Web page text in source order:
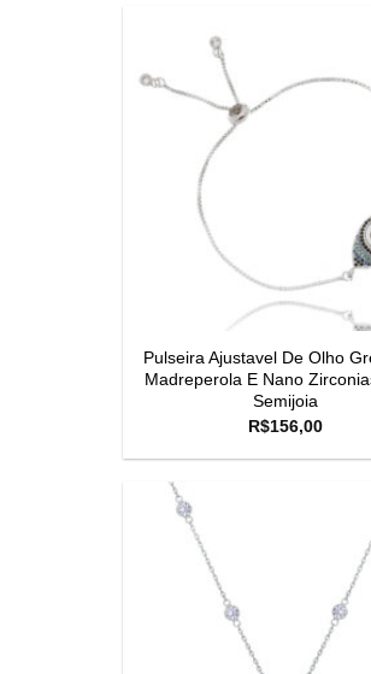
Pulseira Ajustavel De Olho
Madreperola E Nano
Semijoia
R$156,00